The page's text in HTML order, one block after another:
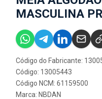
MASCULINA
Código do Fabricante:
Código: 13005443
Código NCM: 61159500
Marca: NBDAN